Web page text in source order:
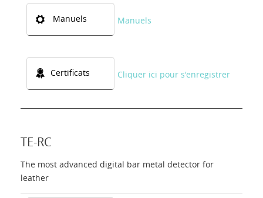
Manuels Manuels
Certificats Cliquer ici pour s'enregistrer
TE-RC
The most advanced digital bar metal detector for
leather